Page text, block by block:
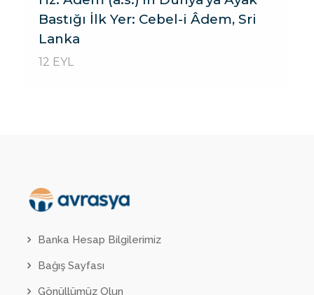
Bastığı İlk Yer: Cebel-i Âdem, Sri
Lanka
12 EYL
Banka Hesap Bilgilerimiz
Bağış Sayfası
Gönüllümüz Olun